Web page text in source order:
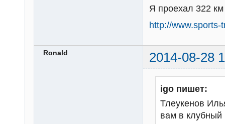
Я проехал 322
http://
Ronald 2014-08-28
igo пишет:
Тлеукенов
вам в клубный